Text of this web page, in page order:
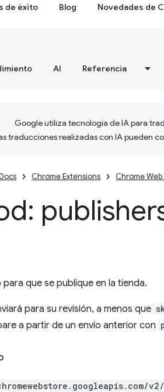
de éxito Blog Novedades de
AI Referencia
Google utiliza tecnología de IA para
traducciones realizadas con IA pueden
Chrome Extensions Chrome
para que se publique en la tienda.
para su revisión, a menos que
a partir de un envío anterior con